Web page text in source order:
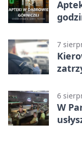
7
6
W